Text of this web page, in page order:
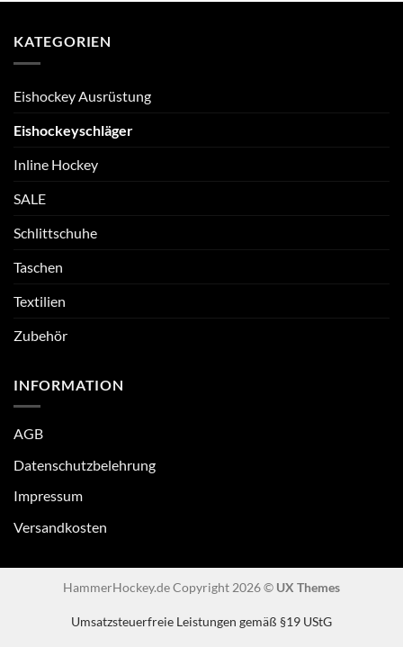
KATEGORIEN
Eishockey Ausrüstung
Eishockeyschläger
Inline Hockey
SALE
Schlittschuhe
Taschen
Textilien
Zubehör
INFORMATION
AGB
Datenschutzbelehrung
Impressum
Versandkosten
HammerHockey.de Copyright 2026 © UX Themes
Umsatzsteuerfreie Leistungen gemäß §19 UStG